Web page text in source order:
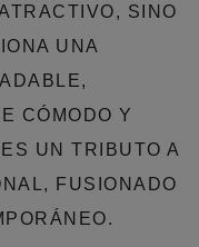
SINO
UNA
CÓMODO Y
UN TRIBUTO A
FUSIONADO